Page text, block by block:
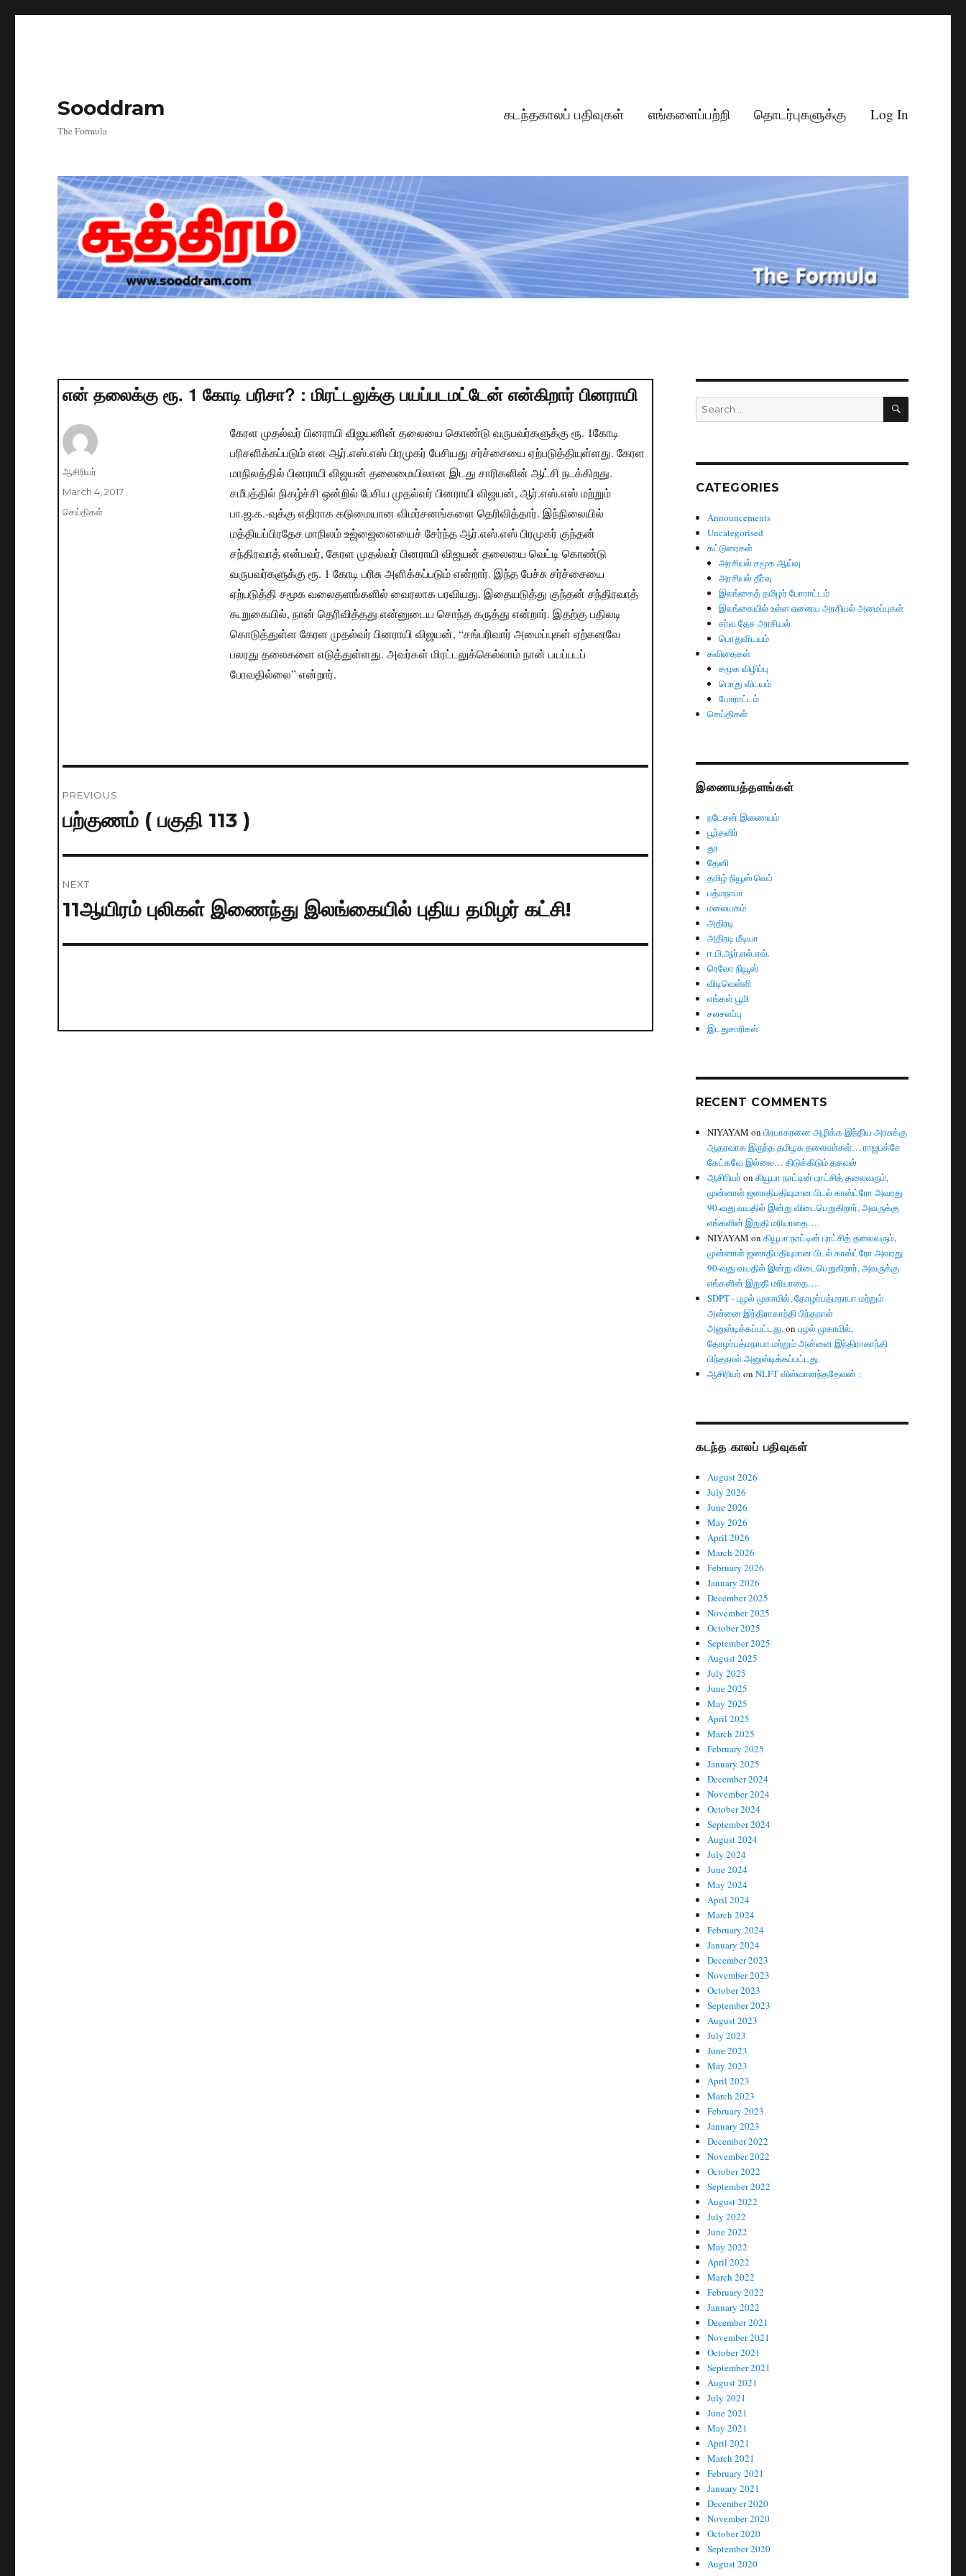
Sooddram
The Formula
கடந்தகாலப் பதிவுகள் எங்களைப்பற்றி தொடர்புகளுக்கு Log In
என் தலைக்கு ரூ. 1 கோடி பரிசா? : மிரட்டலுக்கு பயப்படமட்டேன் என்கிறார் பினராயி
கேரள முதல்வர் பினராயி விஜயனின் தலையை கொண்டு வருபவர்களுக்கு ரூ. 1கோடி
பரிசளிக்கப்படும் என ஆர்.எஸ்.எஸ் பிரமுகர் பேசியது சர்ச்சையை ஏற்படுத்தியுள்ளது. கேரள
மாநிலத்தில் பினராயி விஜயன் தலைமையிலான இடது சாரிகளின் ஆட்சி நடக்கிறது.
சமீபத்தில் நிகழ்ச்சி ஒன்றில் பேசிய முதல்வர் பினராயி விஜயன், ஆர்.எஸ்.எஸ் மற்றும்
பா.ஜ.க.-வுக்கு எதிராக கடுமையான விமர்சனங்களை தெரிவித்தார். இந்நிலையில்
மத்தியப்பிரதேச மாநிலம் உஜ்ஜைனையைச் சேர்ந்த ஆர்.எஸ்.எஸ் பிரமுகர் குந்தன்
சந்திரவாத் என்பவர், கேரள முதல்வர் பினராயி விஜயன் தலையை வெட்டி கொண்டு
வருபவர்களுக்கு ரூ. 1 கோடி பரிசு அளிக்கப்படும் என்றார். இந்த பேச்சு சர்ச்சையை
ஏற்படுத்தி சமூக வலைதளங்களில் வைரலாக பரவியது. இதையடுத்து குந்தன் சந்திரவாத்
கூறுகையில், நான் தெரிவித்தது என்னுடைய சொந்த கருத்து என்றார். இதற்கு பதிலடி
கொடுத்துள்ள கேரள முதல்வர் பினராயி விஜயன், “சங்பரிவார் அமைப்புகள் ஏற்கனவே
பலரது தலைகளை எடுத்துள்ளது. அவர்கள் மிரட்டலுக்கெல்லாம் நான் பயப்படப்
போவதில்லை” என்றார்.
Author
ஆசிரியர்
Posted
on
March 4, 2017
Categories
செய்திகள்
navigation
PREVIOUS
Previous
பற்குணம் ( பகுதி 113 )
NEXT
Next
11ஆயிரம் புலிகள் இணைந்து இலங்கையில் புதிய தமிழர் கட்சி!
Search
for:
SEARCH
CATEGORIES
Announcements
Uncategorised
கட்டுரைகள்
அரசியல் சமூக ஆய்வு
அரசியல் தீர்வு
இலங்கைத் தமிழர் போராட்டம்
இலங்கையில் உள்ள ஏனைய அரசியல் அமைப்புகள்
சர்வ தேச அரசியல்
பொதுவிடயம்
கவிதைகள்
சமூக விழிப்பு
பொது விடயம்
போராட்டம்
செய்திகள்
இணையத்தளங்கள்
நடேசன் இணையம்
பூந்தளிர்
தூ
தேனி
தமிழ் நியூஸ் வெப்
பத்மநாபா
மலையகம்
அதிரடி
அதிரடி மீடியா
ஈ.பி.ஆர்.எல்.எவ்.
ரெலோ நியூஸ்
விடிவெள்ளி
எங்கள் பூமி
சலசலப்பு
இடதுசாரிகள்
RECENT COMMENTS
NIYAYAM onபிரபாகரனை அழிக்க இந்திய அரசுக்கு
ஆதரவாக இருந்த தமிழக தலைவர்கள்… ராஜபக்சே
கேட்கவே இல்லை… திடுக்கிடும் தகவல்
ஆசிரியர் onகியூபா நாட்டின் புரட்சித் தலைவரும்,
முன்னாள் ஜனாதிபதியுமான பிடல் காஸ்ட்ரோ அவரது
90-வது வயதில் இன்று விடைபெறுகிறார், அவருக்கு
எங்களின் இறுதி மரியாதை….
NIYAYAM onகியூபா நாட்டின் புரட்சித் தலைவரும்,
முன்னாள் ஜனாதிபதியுமான பிடல் காஸ்ட்ரோ அவரது
90-வது வயதில் இன்று விடைபெறுகிறார், அவருக்கு
எங்களின் இறுதி மரியாதை….
SDPT - புழல் முகாமில், தோழர்பத்மநாபா மற்றும்
அன்னை இந்திராகாந்தி பிந்தநாள்
அனுஸ்டிக்கப்பட்டது.onபுழல் முகாமில்,
தோழர்பத்மநாபா மற்றும் அன்னை இந்திராகாந்தி
பிந்தநாள் அனுஸ்டிக்கப்பட்டது.
ஆசிரியர் onNLFT விஸ்வானந்ததேவன் :
கடந்த காலப் பதிவுகள்
August 2026
July 2026
June 2026
May 2026
April 2026
March 2026
February 2026
January 2026
December 2025
November 2025
October 2025
September 2025
August 2025
July 2025
June 2025
May 2025
April 2025
March 2025
February 2025
January 2025
December 2024
November 2024
October 2024
September 2024
August 2024
July 2024
June 2024
May 2024
April 2024
March 2024
February 2024
January 2024
December 2023
November 2023
October 2023
September 2023
August 2023
July 2023
June 2023
May 2023
April 2023
March 2023
February 2023
January 2023
December 2022
November 2022
October 2022
September 2022
August 2022
July 2022
June 2022
May 2022
April 2022
March 2022
February 2022
January 2022
December 2021
November 2021
October 2021
September 2021
August 2021
July 2021
June 2021
May 2021
April 2021
March 2021
February 2021
January 2021
December 2020
November 2020
October 2020
September 2020
August 2020